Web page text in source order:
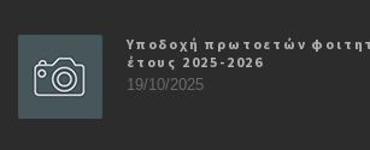
Υποδοχή πρωτοετών
έτους 2025-2026
19/10/2025